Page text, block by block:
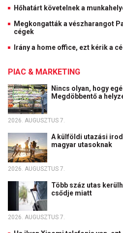
Hőhatárt követelnek a
Megkongatták a vészharangot
cégek
Irány a home office, ezt kérik a
PIAC & MARKETING
Nincs olyan, hogy
Megdöbbentő a
2026. AUGUSZTUS 7.
A külföldi utazási
magyar utasoknak
2026. AUGUSZTUS 7.
Több száz utas
csődje miatt
2026. AUGUSZTUS 7.